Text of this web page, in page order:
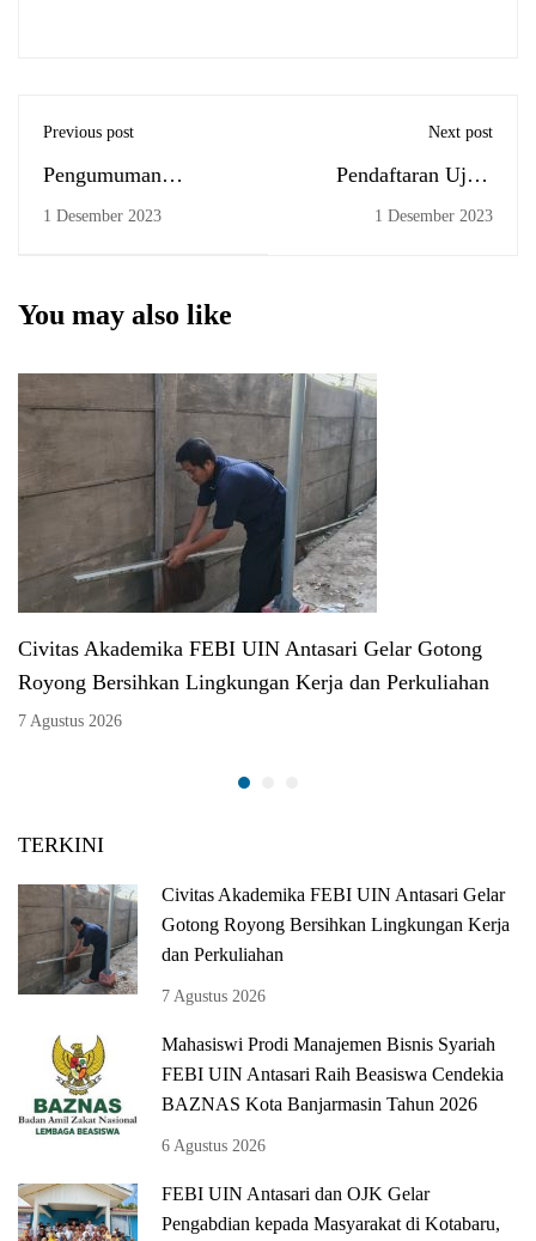
Previous post
Pengumuman
Pedaftaran
1 Desember 2023
Next post
Pendaftaran Ujian
Komprehensif, 01-07
1 Desember 2023
You may also like
Civitas Akademika FEBI UIN Antasari Gelar Gotong
Royong Bersihkan Lingkungan Kerja dan Perkuliahan
7 Agustus 2026
TERKINI
Civitas Akademika FEBI UIN Antasari Gelar
Gotong Royong Bersihkan Lingkungan Kerja
dan Perkuliahan
7 Agustus 2026
Mahasiswi Prodi Manajemen Bisnis Syariah
FEBI UIN Antasari Raih Beasiswa Cendekia
BAZNAS Kota Banjarmasin Tahun 2026
6 Agustus 2026
FEBI UIN Antasari dan OJK Gelar
Pengabdian kepada Masyarakat di Kotabaru,